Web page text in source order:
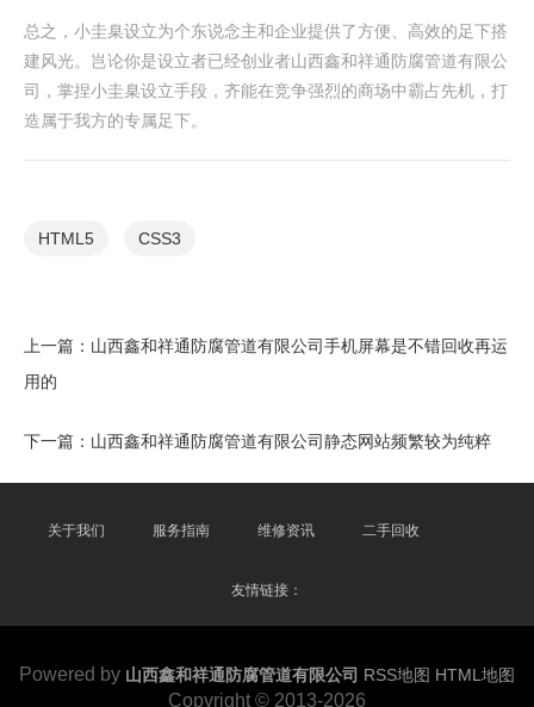
总之，小圭臬设立为个东说念主和企业提供了方便、高效的足下搭
建风光。岂论你是设立者已经创业者山西鑫和祥通防腐管道有限公
司，掌捏小圭臬设立手段，齐能在竞争强烈的商场中霸占先机，打
造属于我方的专属足下。
HTML5 CSS3
上一篇： 山西鑫和祥通防腐管道有限公司手机屏幕是不错回收再运
用的
下一篇： 山西鑫和祥通防腐管道有限公司静态网站频繁较为纯粹
关于我们 服务指南 维修资讯 二手回收
友情链接：
Powered by 山西鑫和祥通防腐管道有限公司 RSS地图 HTML地图
Copyright © 2013-2026